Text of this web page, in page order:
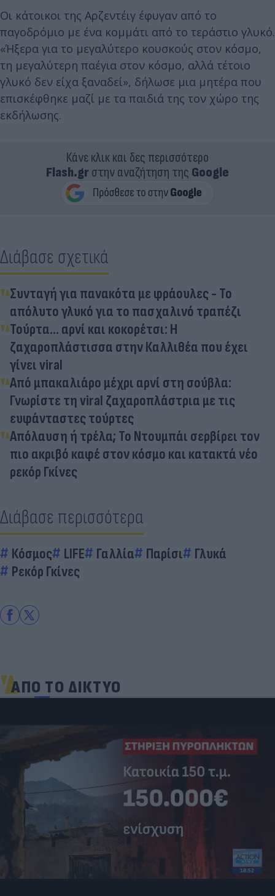
Οι κάτοικοι της Αρζεντέιγ έφυγαν από το
παγοδρόμιο με ένα κομμάτι από το τεράστιο γλυκό.
«Ήξερα για το μεγαλύτερο κουσκούς στον κόσμο,
τη μεγαλύτερη παέγια στον κόσμο, αλλά τέτοιο
γλυκό δεν είχα ξαναδεί», δήλωσε μια μητέρα που
επισκέφθηκε μαζί με τα παιδιά της τον χώρο της
εκδήλωσης.
Κάνε κλικ και δες περισσότερο
Flash.grστην αναζήτηση της Google
Διάβασε σχετικά
Συνταγή για πανακότα με φράουλες - Το
απόλυτο γλυκό για το πασχαλινό τραπέζι
Τούρτα... αρνί και κοκορέτσι: Η
ζαχαροπλάστισσα στην Καλλιθέα που έχει
γίνει viral
Από μπακαλιάρο μέχρι αρνί στη σούβλα:
Γνωρίστε τη viral ζαχαροπλάστρια με τις
ευφάνταστες τούρτες
Απόλαυση ή τρέλα; Το Ντουμπάι σερβίρει τον
πιο ακριβό καφέ στον κόσμο και κατακτά νέο
ρεκόρ Γκίνες
Διάβασε περισσότερα
Κόσμος LIFE Γαλλία Παρίσι
Γλυκά
Ρεκόρ Γκίνες
ΑΠΟ ΤΟ ΔΙΚΤΥΟ